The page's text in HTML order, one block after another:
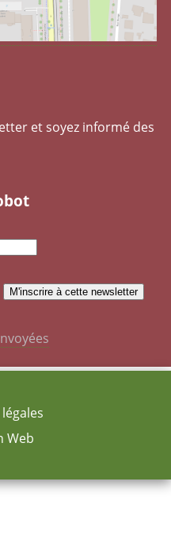
et soyez informé des
Web